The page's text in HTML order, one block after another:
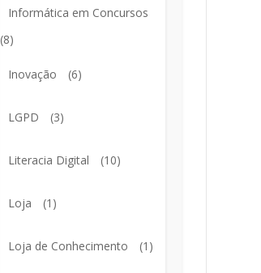
Informática em Concursos
(8)
Inovação (6)
LGPD (3)
Literacia Digital (10)
Loja (1)
Loja de Conhecimento (1)